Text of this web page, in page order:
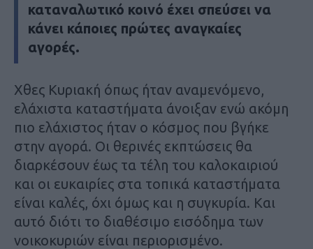
καταναλωτικό κοινό έχει σπεύσει να
κάνει κάποιες πρώτες αναγκαίες
αγορές.
Χθες Κυριακή όπως ήταν αναμενόμενο,
ελάχιστα καταστήματα άνοιξαν ενώ ακόμη
πιο ελάχιστος ήταν ο κόσμος που βγήκε
στην αγορά. Οι θερινές εκπτώσεις θα
διαρκέσουν έως τα τέλη του καλοκαιριού
και οι ευκαιρίες στα τοπικά καταστήματα
είναι καλές, όχι όμως και η συγκυρία. Και
αυτό διότι το διαθέσιμο εισόδημα των
νοικοκυριών είναι περιορισμένο.